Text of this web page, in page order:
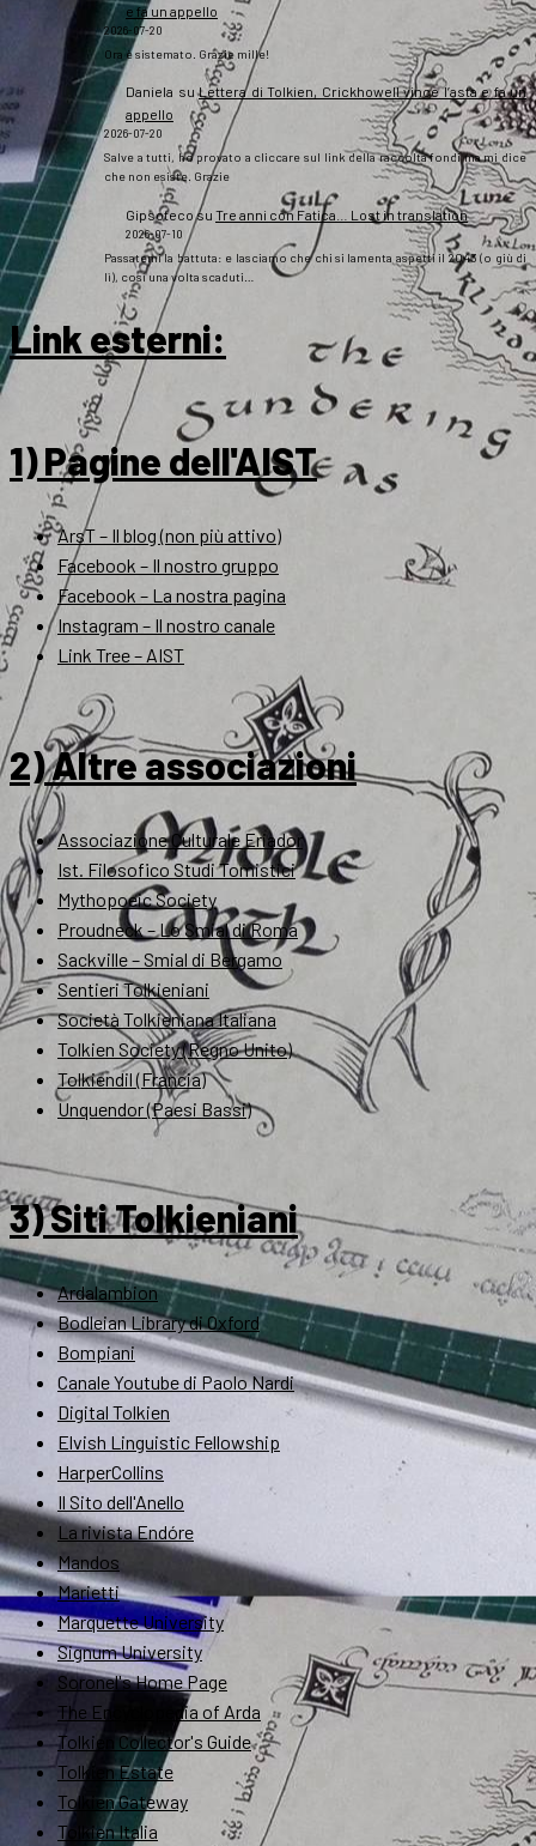
e fa un appello
2026-07-20
Ora è sistemato. Grazie mille!
Daniela suLettera di Tolkien, Crickhowell vince l’asta e fa un
appello
2026-07-20
Salve a tutti, ho provato a cliccare sul link della raccolta fondi ma mi dice
che non esiste. Grazie
Gipsotecosu Tre anni con Fatica… Lost in translation
2026-07-10
Passatemi la battuta: e lasciamo che chi si lamenta aspetti il 2043 (o giù di
lì), così una volta scaduti…
Link esterni:
1) Pagine dell'AIST
ArsT – Il blog (non più attivo)
Facebook – Il nostro gruppo
Facebook – La nostra pagina
Instagram – Il nostro canale
Link Tree – AIST
2) Altre associazioni
Associazione Culturale Eriador
Ist. Filosofico Studi Tomistici
Mythopoeic Society
Proudneck – Lo Smial di Roma
Sackville – Smial di Bergamo
Sentieri Tolkieniani
Società Tolkieniana Italiana
Tolkien Society (Regno Unito)
Tolkiendil (Francia)
Unquendor (Paesi Bassi)
3) Siti Tolkieniani
Ardalambion
Bodleian Library di Oxford
Bompiani
Canale Youtube di Paolo Nardi
Digital Tolkien
Elvish Linguistic Fellowship
HarperCollins
Il Sito dell'Anello
La rivista Endóre
Mandos
Marietti
Marquette University
Signum University
Soronel's Home Page
The Encyclopedia of Arda
Tolkien Collector's Guide
Tolkien Estate
Tolkien Gateway
Tolkien Italia